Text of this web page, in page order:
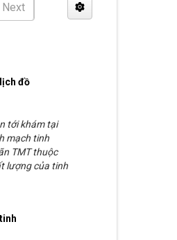
Next
đồ
tới khám tại
mạch tinh
TMT thuộc
lượng của tinh